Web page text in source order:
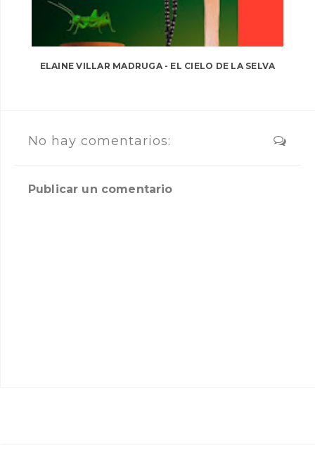
ELAINE VILLAR MADRUGA - EL CIELO DE LA SELVA
No hay comentarios:
Publicar un comentario